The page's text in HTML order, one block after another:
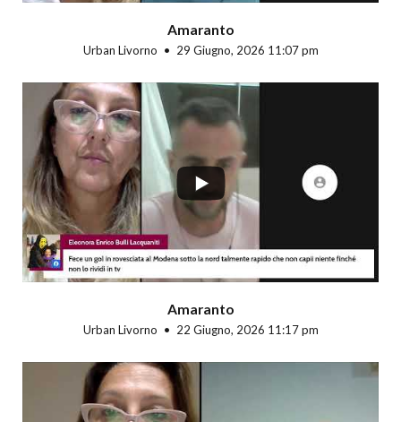
Amaranto
Urban Livorno 29 Giugno, 2026 11:07 pm
Amaranto
Urban Livorno 22 Giugno, 2026 11:17 pm